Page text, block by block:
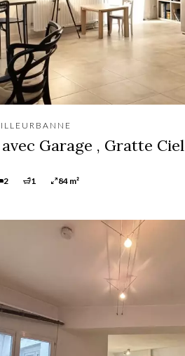
Garage , Gratte Ciel
2 1 84 m²